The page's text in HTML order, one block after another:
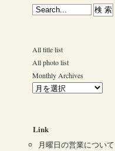
All title list
All photo list
Monthly Archives
Link
月曜日の営業について